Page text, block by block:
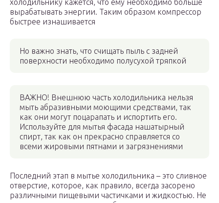
холодильнику кажется, что ему необходимо больше
вырабатывать энергии. Таким образом компрессор
быстрее изнашивается
Но важно знать, что счищать пыль с задней
поверхности необходимо полусухой тряпкой
ВАЖНО! Внешнюю часть холодильника нельзя
мыть абразивными моющими средствами, так
как они могут поцарапать и испортить его.
Используйте для мытья фасада нашатырный
спирт, так как он прекрасно справляется со
всеми жировыми пятнами и загрязнениями
Последний этап в мытье холодильника – это сливное
отверстие, которое, как правило, всегда засорено
различными пищевыми частичками и жидкостью. Не